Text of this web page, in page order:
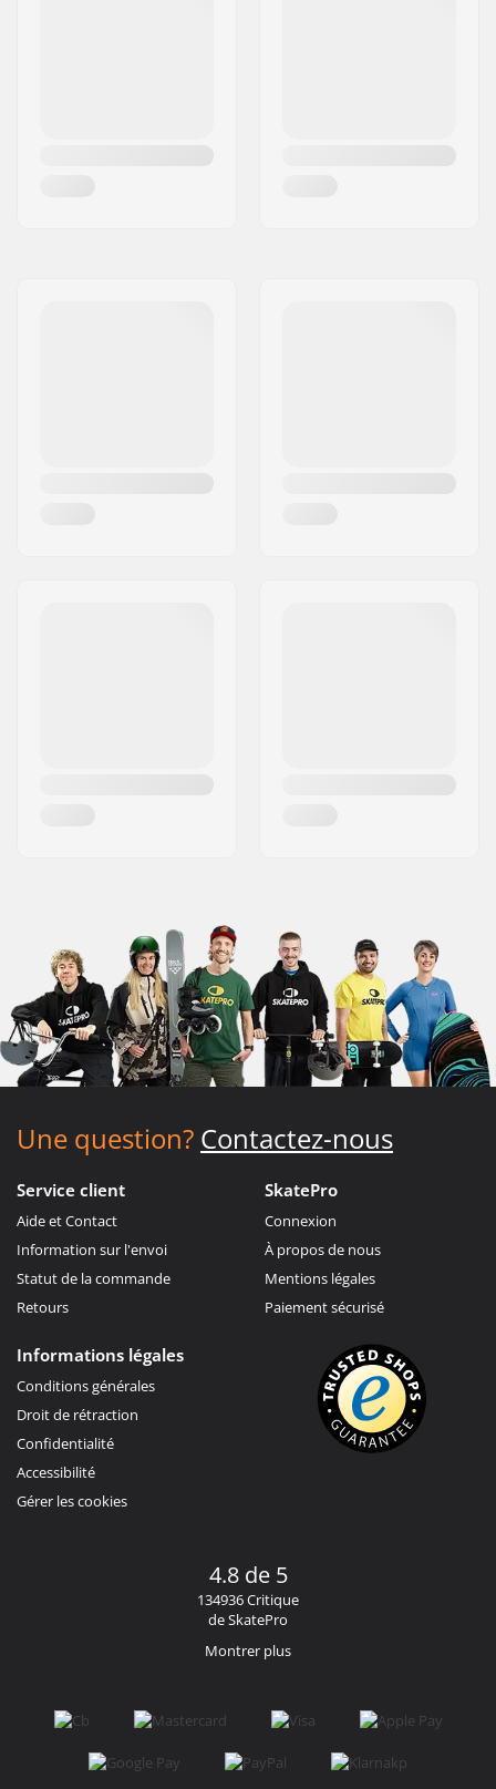
Une question? Contactez-nous
Service client
Aide et Contact
Information sur l'envoi
Statut de la commande
Retours
SkatePro
Connexion
À propos de nous
Mentions légales
Paiement sécurisé
Informations légales
Conditions générales
Droit de rétraction
Confidentialité
Accessibilité
Gérer les cookies
4.8 de 5
134936 Critique
de SkatePro
Montrer plus